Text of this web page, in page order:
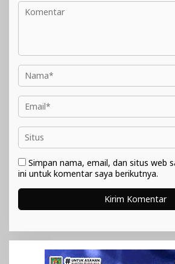
Simpan nama, email, dan situs web
ini untuk komentar saya berikutnya.